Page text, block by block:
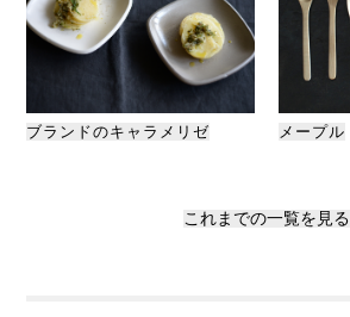
ブランドのキャラメリゼ メープル
これまでの一覧を見る